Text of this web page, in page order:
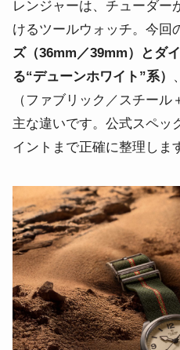
レンジャーは、チューダー
けるツールウォッチ。今回
ズ（36mm／39mm）とダ
る“デューンホワイト”系）
（ファブリック／スチー
主な違いです。公式スペッ
イントまで正確に整理しま